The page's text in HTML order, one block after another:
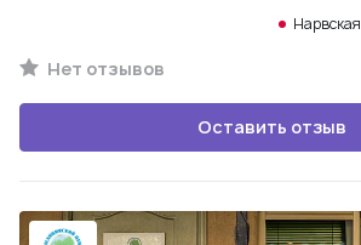
Нарвская
Нет отзывов
Оставить отзыв